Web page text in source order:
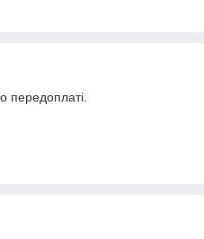
передоплаті.